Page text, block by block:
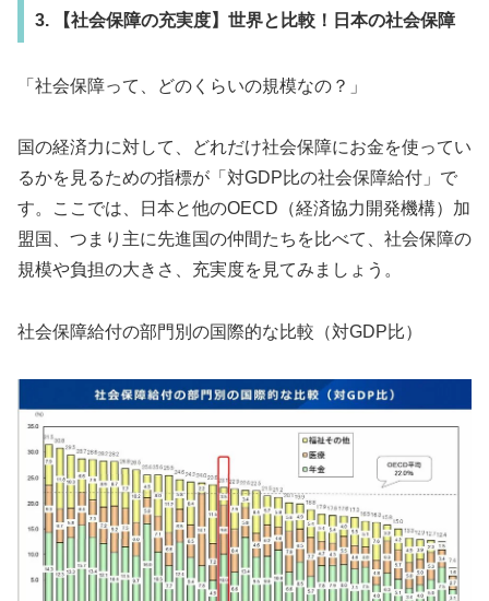
3. 【社会保障の充実度】世界と比較！日本の社会保障
「社会保障って、どのくらいの規模なの？」
国の経済力に対して、どれだけ社会保障にお金を使ってい
るかを見るための指標が「対GDP比の社会保障給付」で
す。ここでは、日本と他のOECD（経済協力開発機構）加
盟国、つまり主に先進国の仲間たちを比べて、社会保障の
規模や負担の大きさ、充実度を見てみましょう。
社会保障給付の部門別の国際的な比較（対GDP比）